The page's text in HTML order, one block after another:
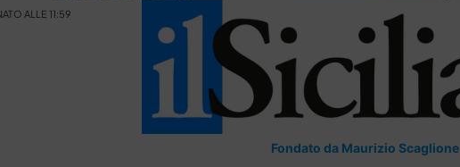
ALLE 11:59
Fondato da Maurizio Scaglione